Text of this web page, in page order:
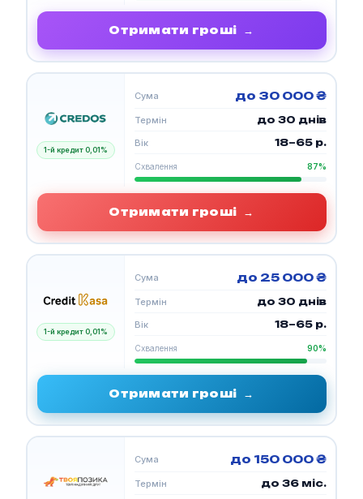
Отримати гроші →
1-й кредит 0,01%
Сума до 30 000 ₴
Термін до 30 днів
Вік 18–65 р.
Схвалення 87%
Отримати гроші →
1-й кредит 0,01%
Сума до 25 000 ₴
Термін до 30 днів
Вік 18–65 р.
Схвалення 90%
Отримати гроші →
Сума до 150 000 ₴
Термін до 36 міс.